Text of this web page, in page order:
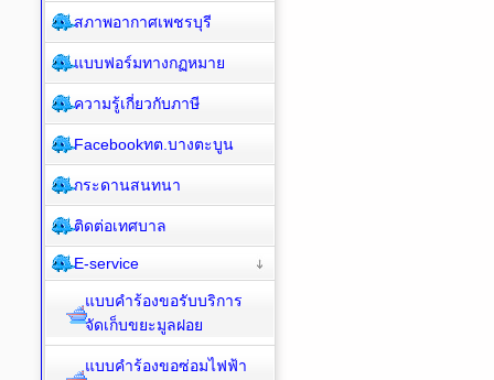
สภาพอากาศเพชรบุรี
แบบฟอร์มทางกฏหมาย
ความรู้เกี่ยวกับภาษี
Facebookทต.บางตะบูน
กระดานสนทนา
ติดต่อเทศบาล
E-service
แบบคำร้องขอรับบริการ
จัดเก็บขยะมูลฝอย
แบบคำร้องขอซ่อมไฟฟ้า